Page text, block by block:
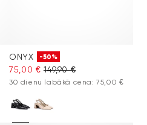
ONYX -50%
75,00 € 149,90 €
30 dienu labākā cena: 75,00 €